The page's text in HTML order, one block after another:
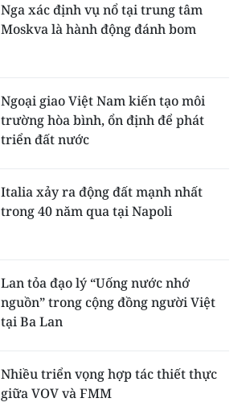
Nga xác định vụ nổ tại trung tâm
Moskva là hành động đánh bom
Ngoại giao Việt Nam kiến tạo môi
trường hòa bình, ổn định để phát
triển đất nước
Italia xảy ra động đất mạnh nhất
trong 40 năm qua tại Napoli
Lan tỏa đạo lý “Uống nước nhớ
nguồn” trong cộng đồng người Việt
tại Ba Lan
Nhiều triển vọng hợp tác thiết thực
giữa VOV và FMM